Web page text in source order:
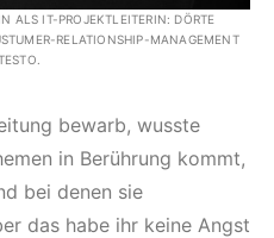
ALS IT-PROJEKTLEITERIN: DÖRTE
RELATIONSHIP-MANAGEMENT
bewarb, wusste
in Berührung kommt,
bei denen sie
das habe ihr keine Angst